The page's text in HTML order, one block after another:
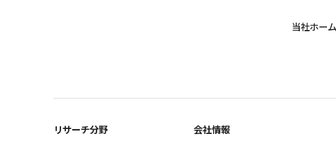
当社ホー
リサーチ分野 会社情報